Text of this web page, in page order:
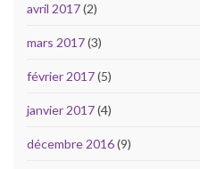
avril 2017(2)
mars 2017(3)
février 2017(5)
janvier 2017(4)
décembre 2016(9)